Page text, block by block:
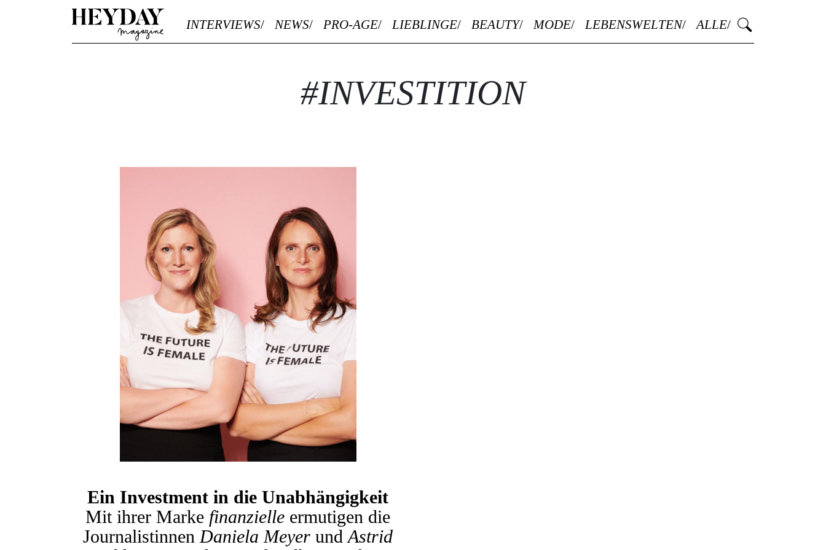
Heyday
INTERVIEWS NEWS PRO-AGE LIEBLINGE BEAUTY MODE LEBENSWELTEN ALLE
#INVESTITION
Ein Investment in die Unabhängigkeit
Mit ihrer Marke finanzielle ermutigen die
Journalistinnen Daniela Meyer und Astrid